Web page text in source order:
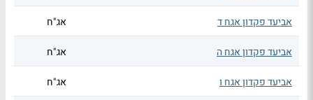
אביעד פקדון אגח ד אג"ח
אביעד פקדון אגח ה אג"ח
אביעד פקדון אגח ו אג"ח